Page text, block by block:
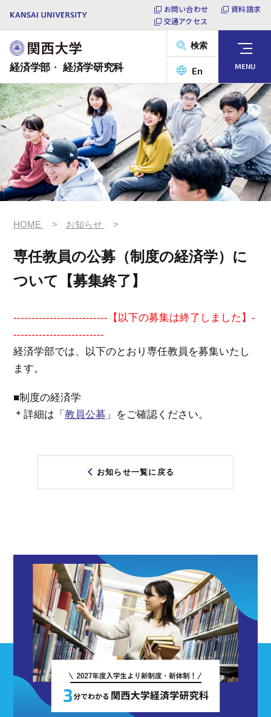
ス
キ
ッ
プ
お問い合わせ
資料請求
交通アクセス
西
大
学
経
済
学
経
済
学
研
経済学部・ 経済学研究科
メ
ニ
ー
を
開
閉
MENU
概要
学部
大学院
キャリア
NEWS
検索
En
HOME お知らせ
専任教員の公募（制度の経済学）に
ついて【募集終了】
--------------------------【以下の募集は終了しました】-
-------------------------
経済学部では、以下のとおり専任教員を募集いたし
ます。
■制度の経済学
＊詳細は「教員公募 」をご確認ください。
お知らせ一覧に戻る